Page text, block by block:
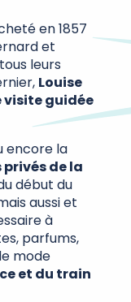
en 1857
et
leurs
Louise
visite guidée
encore la
de la
début du
aussi et
à
parfums,
mode
et du train